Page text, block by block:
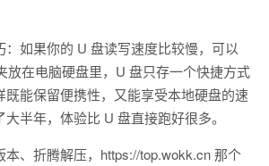
：如果你的 U 盘读写速度比较慢，可以
放在电脑硬盘里，U 盘只存一个快捷方式
既能保留便携性，又能享受本地硬盘的速
半年，体验比 U 盘直接跑好很多。
、折腾解压，https://top.wokk.cn 那个